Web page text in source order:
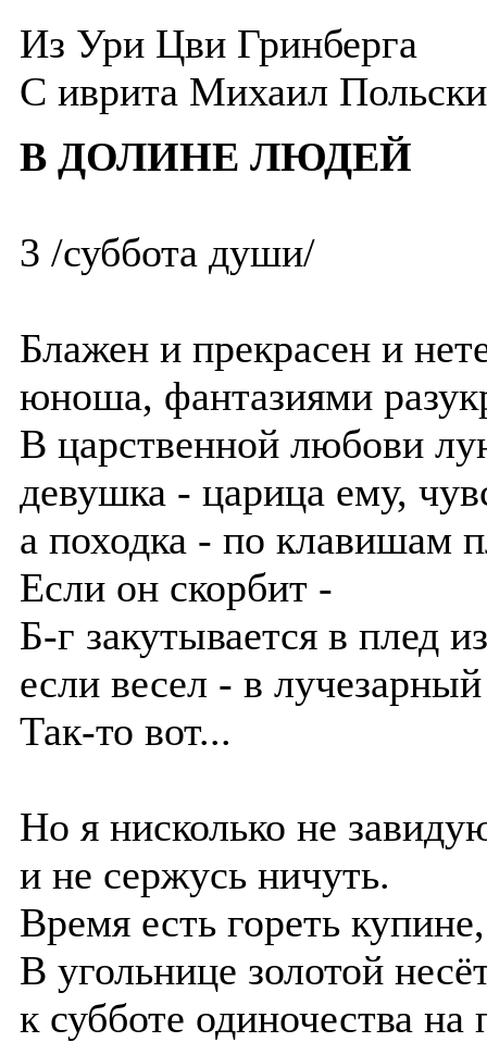
Из Ури Цви Гринберга
C иврита Михаил
В ДОЛИНЕ ЛЮДЕЙ
3 /суббота души/
Блажен и прекрасен и
юноша, фантазиями
В царственной любови
девушка - царица ему,
а походка - по клавишам
Если он скорбит -
Б-г закутывается в плед
если весел - в
Так-то вот...
Но я нисколько не
и не сержусь ничуть.
Время есть гореть
В угольнице золотой
к субботе одиночества на